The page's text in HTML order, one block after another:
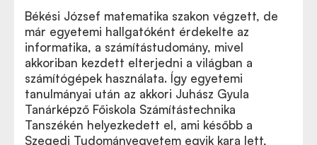
Békési József matematika szakon végzett, de
már egyetemi hallgatóként érdekelte az
informatika, a számítástudomány, mivel
akkoriban kezdett elterjedni a világban a
számítógépek használata. Így egyetemi
tanulmányai után az akkori Juhász Gyula
Tanárképző Főiskola Számítástechnika
Tanszékén helyezkedett el, ami később a
Szegedi Tudományegyetem egyik kara lett,